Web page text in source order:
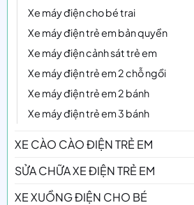
Xe máy điện cho bé trai
Xe máy điện trẻ em bản quyền
Xe máy điện cảnh sát trẻ em
Xe máy điện trẻ em 2 chỗ ngồi
Xe máy điện trẻ em 2 bánh
Xe máy điện trẻ em 3 bánh
XE CÀO CÀO ĐIỆN TRẺ EM
SỬA CHỮA XE ĐIỆN TRẺ EM
XE XUỒNG ĐIỆN CHO BÉ